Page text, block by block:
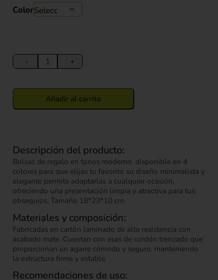
Descripción del producto:
Bolsas de regalo en tonos moderno, disponible en 4
colores para que elijas tu favorito su diseño minimalista y
elegante permite adaptarlas a cualquier ocasión,
ofreciendo una presentación limpia y atractiva para tus
obsequios. Tamaño 18*23*10 cm.
Materiales y composición:
Fabricadas en cartón laminado de alta resistencia con
acabado mate. Cuentan con asas de cordón trenzado que
proporcionan un agarre cómodo y seguro, manteniendo
la estructura firme y estable.
Recomendaciones de uso:
Color
-
Regalo
Grabados
Plateados
cantidad
+
Añadir al carrito